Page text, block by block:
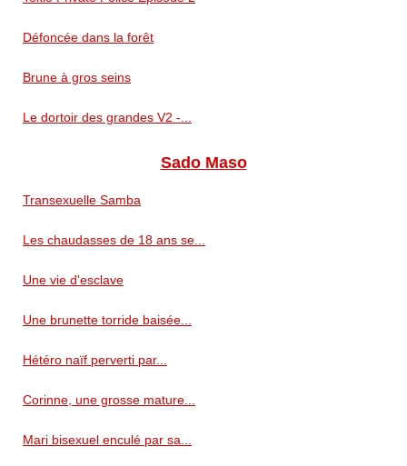
Défoncée dans la forêt
Brune à gros seins
Le dortoir des grandes V2 -...
Sado Maso
Transexuelle Samba
Les chaudasses de 18 ans se...
Une vie d'esclave
Une brunette torride baisée...
Hétéro naïf perverti par...
Corinne, une grosse mature...
Mari bisexuel enculé par sa...